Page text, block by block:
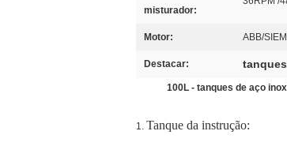
misturador:
Motor: ABB/
Destacar:
100L - tanques de aço
1. Tanque da instrução: